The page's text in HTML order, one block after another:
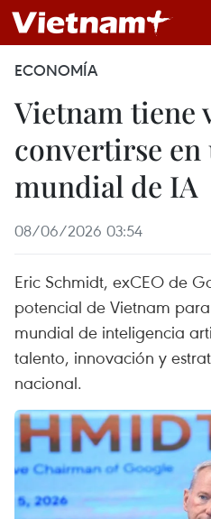
ECONOMÍA
Vietnam tiene
convertirse
mundial de IA
08/06/2026 03:54
Eric Schmidt, exCEO de
potencial de Vietnam
mundial de inteligencia
talento, innovación y
nacional.